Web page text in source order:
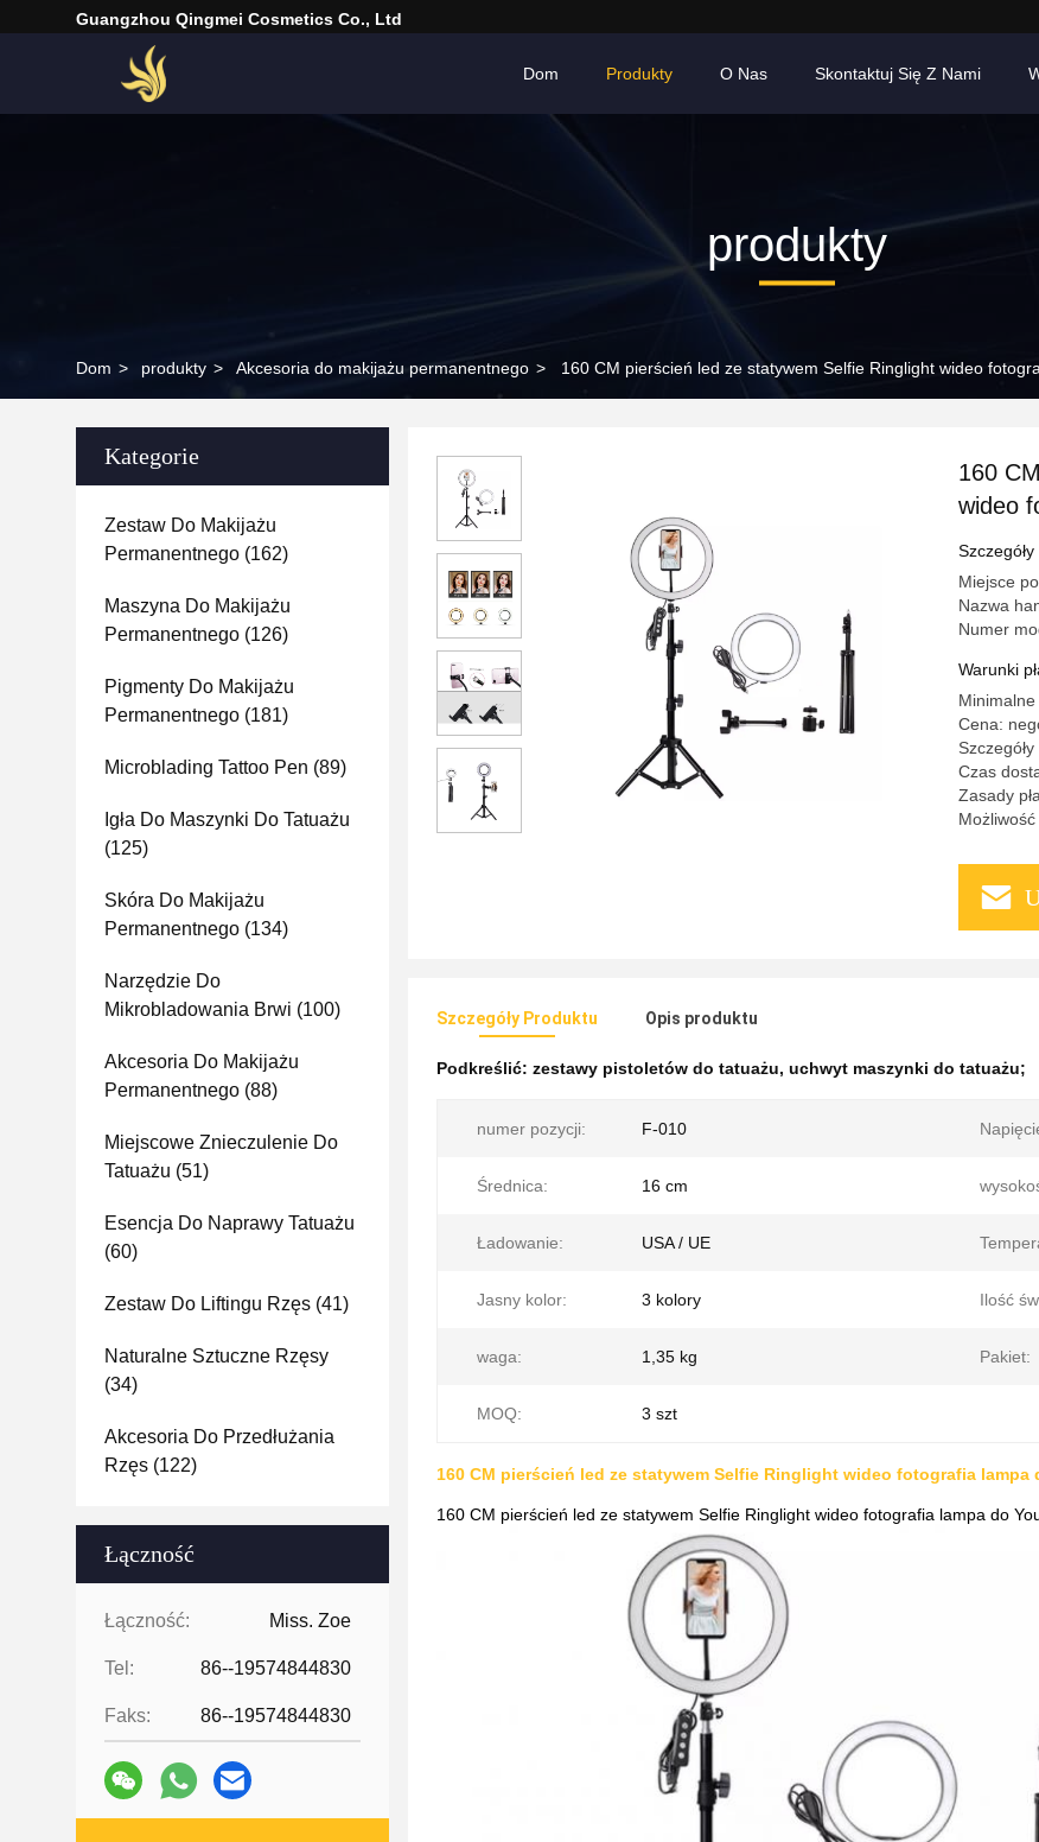
Guangzhou Qingmei Cosmetics Co., Ltd
Dom Produkty O Nas Skontaktuj Się Z Nami
produkty
Dom > produkty > Akcesoria do makijażu permanentnego > 160 CM pierścień led ze statywem Selfie Ringlight wideo
Kategorie
Zestaw Do Makijażu
Permanentnego (162)
Maszyna Do Makijażu
Permanentnego (126)
Pigmenty Do Makijażu
Permanentnego (181)
Microblading Tattoo Pen (89)
Igła Do Maszynki Do Tatuażu
(125)
Skóra Do Makijażu
Permanentnego (134)
Narzędzie Do
Mikrobladowania Brwi (100)
Akcesoria Do Makijażu
Permanentnego (88)
Miejscowe Znieczulenie Do
Tatuażu (51)
Esencja Do Naprawy Tatuażu
(60)
Zestaw Do Liftingu Rzęs (41)
Naturalne Sztuczne Rzęsy
(34)
Akcesoria Do Przedłużania
Rzęs (122)
Łączność
Łączność: Miss. Zoe
Tel: 86--19574844830
Faks: 86--19574844830
160
wideo
Miejsce
Nazwa
Numer
Warunki
Cena:
Czas
Zasady
Szczegóły Produktu Opis produktu
Podkreślić: zestawy pistoletów do tatuażu, uchwyt maszynki do tatuażu;
numer pozycji: F-010
Średnica: 16 cm
Ładowanie: USA / UE
Jasny kolor: 3 kolory Ilość
waga: 1,35 kg Pakiet:
MOQ: 3 szt
160 CM pierścień led ze statywem Selfie Ringlight wideo fotografia
160 CM pierścień led ze statywem Selfie Ringlight wideo fotografia lampa do